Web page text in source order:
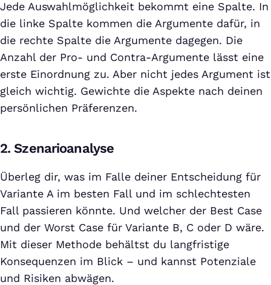
Jede Auswahlmöglichkeit bekommt eine Spalte. In
die linke Spalte kommen die Argumente dafür, in
die rechte Spalte die Argumente dagegen. Die
Anzahl der Pro- und Contra-Argumente lässt eine
erste Einordnung zu. Aber nicht jedes Argument ist
gleich wichtig. Gewichte die Aspekte nach deinen
persönlichen Präferenzen.
2. Szenarioanalyse
Überleg dir, was im Falle deiner Entscheidung für
Variante A im besten Fall und im schlechtesten
Fall passieren könnte. Und welcher der Best Case
und der Worst Case für Variante B, C oder D wäre.
Mit dieser Methode behältst du langfristige
Konsequenzen im Blick – und kannst Potenziale
und Risiken abwägen.